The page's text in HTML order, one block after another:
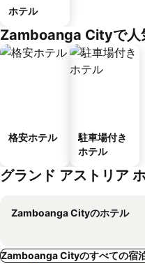
ホテル
Zamboanga Cityで人
格安ホテル
駐車場付き
ホテル
グランド アストリア
Zamboanga Cityのホテル
Zamboanga Cityのすべての宿